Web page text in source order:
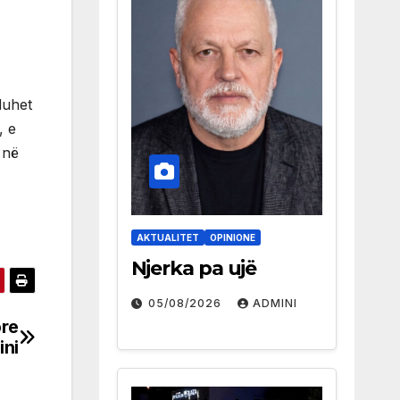
e
AKTUALITET OPINIONE
Njerka pa ujë
05/08/2026 ADMINI